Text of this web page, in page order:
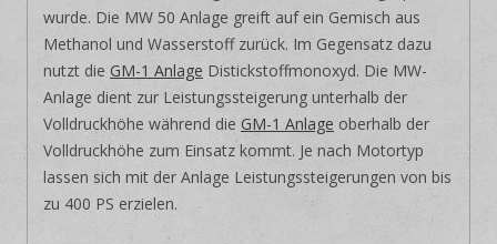
wurde. Die MW 50 Anlage greift auf ein Gemisch aus
Methanol und Wasserstoff zurück. Im Gegensatz dazu
nutzt die GM-1 Anlage Distickstoffmonoxyd. Die MW-
Anlage dient zur Leistungssteigerung unterhalb der
Volldruckhöhe während die GM-1 Anlage oberhalb der
Volldruckhöhe zum Einsatz kommt. Je nach Motortyp
lassen sich mit der Anlage Leistungssteigerungen von bis
zu 400 PS erzielen.